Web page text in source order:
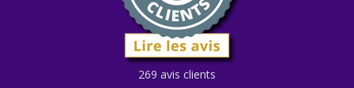
269 avis clients